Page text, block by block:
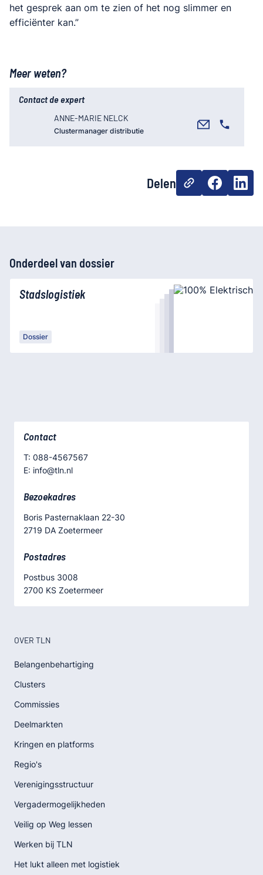
het gesprek aan om te zien of het nog slimmer en
efficiënter kan.”
Meer weten?
Contact de expert
ANNE-MARIE NELCK
Clustermanager distributie
Delen
Onderdeel van dossier
Stadslogistiek
Dossier
Contact
T: 088-4567567
E: info@tln.nl
Bezoekadres
Boris Pasternaklaan 22-30
2719 DA Zoetermeer
Postadres
Postbus 3008
2700 KS Zoetermeer
OVER TLN
Belangenbehartiging
Clusters
Commissies
Deelmarkten
Kringen en platforms
Regio's
Verenigingsstructuur
Vergadermogelijkheden
Veilig op Weg lessen
Werken bij TLN
Het lukt alleen met logistiek